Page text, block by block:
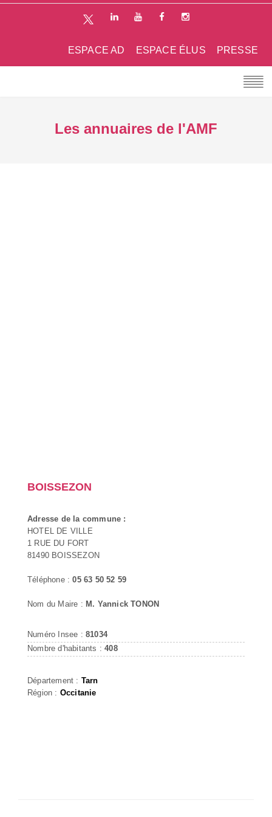
PRESSE
ESPACE ÉLUS
ESPACE AD
Les annuaires de l'AMF
BOISSEZON
Adresse de la commune :
HOTEL DE VILLE
1 RUE DU FORT
81490 BOISSEZON
Téléphone :05 63 50 52 59
Nom du Maire : M. Yannick TONON
Numéro Insee : 81034
Nombre d'habitants :408
Département : Tarn
Région : Occitanie